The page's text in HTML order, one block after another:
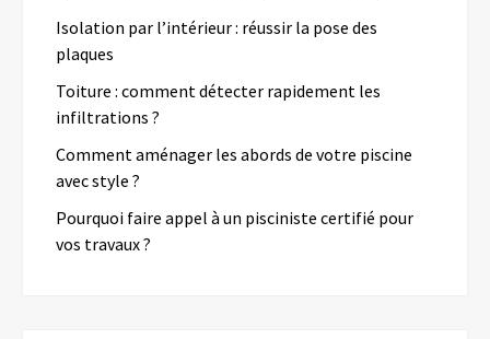
Isolation par l’intérieur : réussir la pose des
plaques
Toiture : comment détecter rapidement les
infiltrations ?
Comment aménager les abords de votre piscine
avec style ?
Pourquoi faire appel à un pisciniste certifié pour
vos travaux ?